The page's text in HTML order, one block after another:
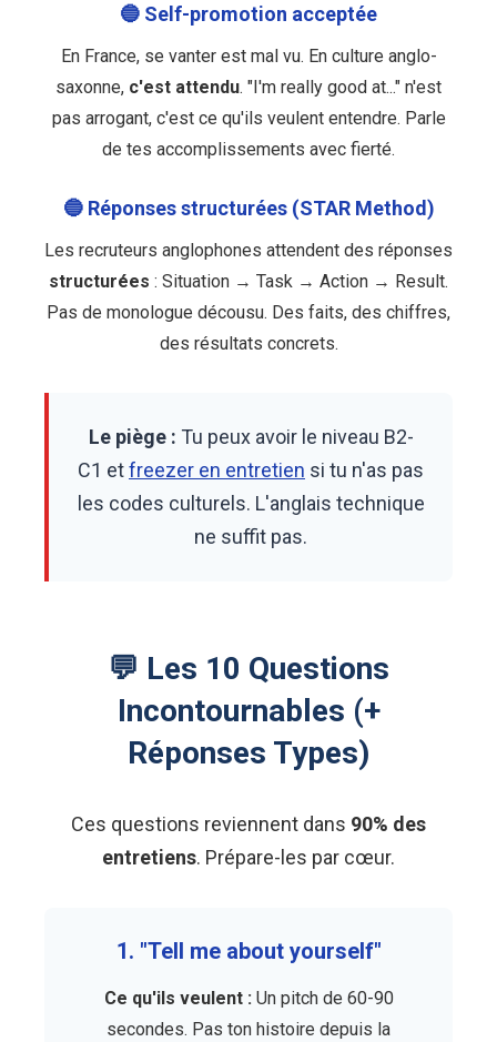
🔵 Self-promotion acceptée
En France, se vanter est mal vu. En culture anglo-
saxonne, c'est attendu. "I'm really good at..." n'est
pas arrogant, c'est ce qu'ils veulent entendre. Parle
de tes accomplissements avec fierté.
🔵 Réponses structurées (STAR Method)
Les recruteurs anglophones attendent des réponses
structurées : Situation → Task → Action → Result.
Pas de monologue décousu. Des faits, des chiffres,
des résultats concrets.
Le piège : Tu peux avoir le niveau B2-
C1 etfreezer en entretien si tu n'as pas
les codes culturels. L'anglais technique
ne suffit pas.
💬 Les 10 Questions
Incontournables (+
Réponses Types)
Ces questions reviennent dans 90% des
entretiens. Prépare-les par cœur.
1. "Tell me about yourself"
Ce qu'ils veulent :Un pitch de 60-90
secondes. Pas ton histoire depuis la